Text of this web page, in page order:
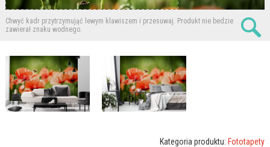
Chwyć kadr przytrzymująć lewym klawiszem i przesuwaj. Produkt nie bedzie
zawierał znaku wodnego.
Kategoria produktu: Fototapety